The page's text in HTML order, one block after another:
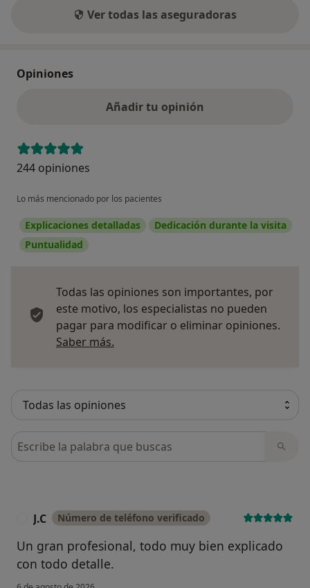
Ver todas las aseguradoras
Opiniones
Añadir tu opinión
244 opiniones
Lo más mencionado por los pacientes
Explicaciones detalladas
Dedicación durante la visita
Puntualidad
Todas las opiniones son importantes, por
este motivo, los especialistas no pueden
pagar para modificar o eliminar opiniones.
Saber más.
Busca en opiniones
J.C Número de teléfono verificado
Un gran profesional, todo muy bien explicado
con todo detalle.